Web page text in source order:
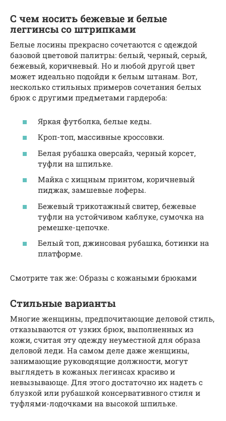
С чем носить бежевые и белые
леггинсы со штрипками
Белые лосины прекрасно сочетаются с одеждой
базовой цветовой палитры: белый, черный, серый,
бежевый, коричневый. Но и любой другой цвет
может идеально подойди к белым штанам. Вот,
несколько стильных примеров сочетания белых
брюк с другими предметами гардероба:
Яркая футболка, белые кеды.
Кроп-топ, массивные кроссовки.
Белая рубашка оверсайз, черный корсет,
туфли на шпильке.
Майка с хищным принтом, коричневый
пиджак, замшевые лоферы.
Бежевый трикотажный свитер, бежевые
туфли на устойчивом каблуке, сумочка на
ремешке-цепочке.
Белый топ, джинсовая рубашка, ботинки на
платформе.
Смотрите так же: Образы с кожаными брюками
Стильные варианты
Многие женщины, предпочитающие деловой стиль,
отказываются от узких брюк, выполненных из
кожи, считая эту одежду неуместной для образа
деловой леди. На самом деле даже женщины,
занимающие руководящие должности, могут
выглядеть в кожаных легинсах красиво и
невызывающе. Для этого достаточно их надеть с
блузкой или рубашкой консервативного стиля и
туфлями-лодочками на высокой шпильке.